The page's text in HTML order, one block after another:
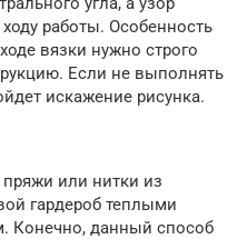
работы. Особенность
вязки нужно строго
Если не выполнять
искажение рисунка.
или нитки из
гардероб теплыми
Конечно, данный способ